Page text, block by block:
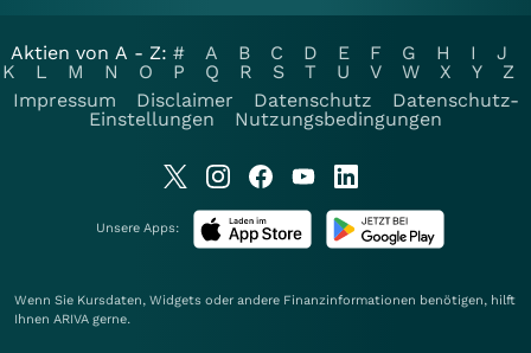
Aktien von A - Z: # A B C D E F G H I
J
K
L M N O P Q R S T U V W X Y
Z
Impressum
Disclaimer Datenschutz
Datenschutz-
Einstellungen
Nutzungsbedingungen
Unsere Apps:
Wenn Sie Kursdaten, Widgets oder andere Finanzinformationen benötigen, hilft
Ihnen ARIVA gerne.